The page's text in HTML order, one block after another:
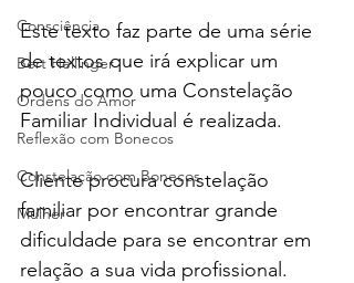
Consciência
Bert Hellinger
Ordens do Amor
Reflexão com Bonecos
Constelação com Bonecos
Mulher
Este texto faz parte de uma série
de textos que irá explicar um
pouco como uma Constelação
Familiar Individual é realizada.
Cliente procura constelação
familiar por encontrar grande
dificuldade para se encontrar em
relação a sua vida profissional.